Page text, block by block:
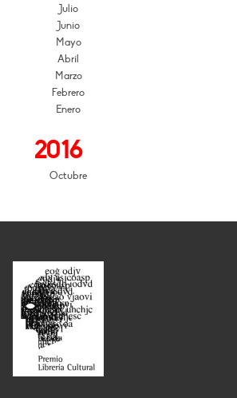
Julio
Junio
Mayo
Abril
Marzo
Febrero
Enero
2016
Octubre